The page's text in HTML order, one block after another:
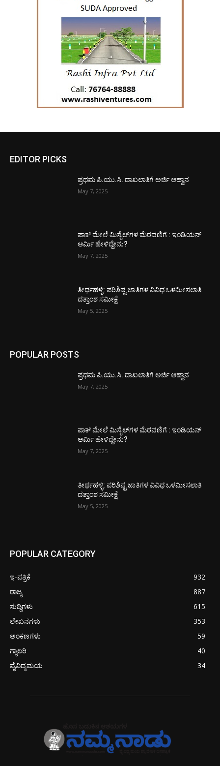
EDITOR PICKS
ಪ್ರಥಮ ಪಿ.ಯು.ಸಿ. ದಾಖಲಾತಿಗೆ ಅರ್ಜಿ ಆಹ್ವಾನ
May 7, 2025
ಪಾಕ್​ ಮೇಲೆ ಮಿಸೈಲ್​ಗಳ ಮೆರವಣಿಗೆ : ಇಂಡಿಯನ್
ಆರ್ಮಿ ಹೇಳಿದ್ದೇನು?
May 7, 2025
ತೀರ್ಥಹಳ್ಳಿ: ಪರಿಶಿಷ್ಟ ಜಾತಿಗಳ ವಿವಿಧ ಒಳಮೀಸಲಾತಿ
ದತ್ತಾಂಶ ಸಮೀಕ್ಷೆ
May 5, 2025
POPULAR POSTS
ಪ್ರಥಮ ಪಿ.ಯು.ಸಿ. ದಾಖಲಾತಿಗೆ ಅರ್ಜಿ ಆಹ್ವಾನ
May 7, 2025
ಪಾಕ್​ ಮೇಲೆ ಮಿಸೈಲ್​ಗಳ ಮೆರವಣಿಗೆ : ಇಂಡಿಯನ್
ಆರ್ಮಿ ಹೇಳಿದ್ದೇನು?
May 7, 2025
ತೀರ್ಥಹಳ್ಳಿ: ಪರಿಶಿಷ್ಟ ಜಾತಿಗಳ ವಿವಿಧ ಒಳಮೀಸಲಾತಿ
ದತ್ತಾಂಶ ಸಮೀಕ್ಷೆ
May 5, 2025
POPULAR CATEGORY
ಇ-ಪತ್ರಿಕೆ
932
ರಾಜ್ಯ
887
ಸುದ್ದಿಗಳು
615
ಲೇಖನಗಳು
353
ಅಂಕಣಗಳು
59
ಗ್ಯಾಲರಿ
40
ವೈವಿದ್ಯಮಯ
34